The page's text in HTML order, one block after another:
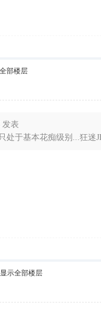
部楼层
发表
处于基本花痴级别...狂迷
显示全部楼层